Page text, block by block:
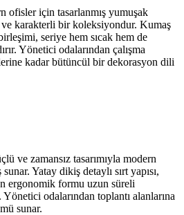
için tasarlanmış yumuşak
karakterli bir koleksiyondur. Kumaş
seriye hem sıcak hem de
Yönetici odalarından çalışma
kadar bütüncül bir dekorasyon dili
ve zamansız tasarımıyla modern
Yatay dikiş detaylı sırt yapısı,
ergonomik formu uzun süreli
odalarından toplantı alanlarına
sunar.